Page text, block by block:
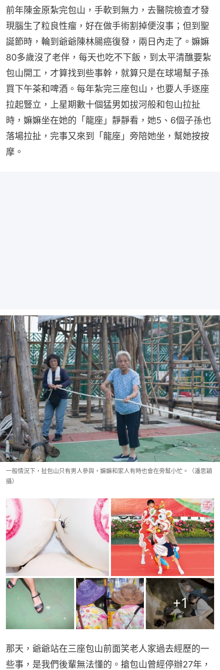
前年陳金原紮完包山，手軟到無力，去醫院檢查才發
現腦生了粒良性瘤，好在做手術割掉便沒事；但到聖
誕節時，輪到爺爺陳林腸癌復發，兩日內走了。嫲嫲
80多歲沒了老伴，每天也吃不下飯，到太平清醮要紮
包山開工，才算找到些事幹，就算只是在球場幫子孫
買下午茶和啤酒。每年紮完三座包山，也要人手逐座
拉起豎立，上星期數十個猛男如拔河般和包山拉扯
時，嫲嫲坐在她的「龍座」靜靜看，她5、6個子孫也
落場拉扯，完事又來到「龍座」旁陪她坐，幫她按按
摩。
一般情況下，扯包山只有男人參與，嫲嫲和家人有時也會在旁幫小忙。（潘思穎
攝）
+1
那天，爺爺站在三座包山前面笑老人家過去經歷的一
些事，是我們後輩無法懂的。搶包山曾經停辦27年，